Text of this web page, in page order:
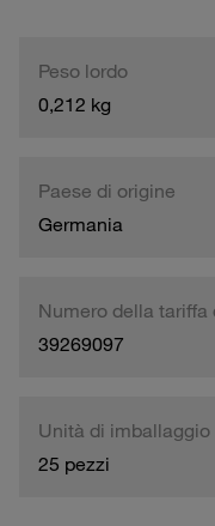
Peso lordo
0,212 kg
Paese di origine
Germania
Numero della tariffa
39269097
Unità di imballaggio
25 pezzi